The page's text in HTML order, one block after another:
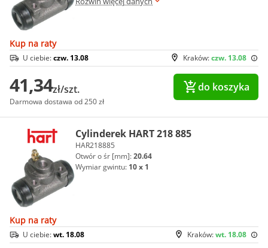
Kup na raty
Kraków:czw. 13.08
U ciebie:czw. 13.08
41,34zł/szt.
Darmowa dostawa od 250 zł
do koszyka
Cylinderek HART 218 885
HAR218885
Otwór o śr [mm]:20.64
Wymiar gwintu: 10 x 1
Kup na raty
Kraków:wt. 18.08
U ciebie:wt. 18.08